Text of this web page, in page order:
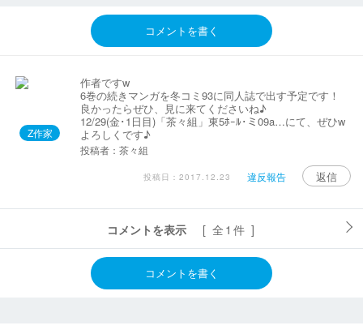
コメントを書く
Z作家
作者ですw
6巻の続きマンガを冬コミ93に同人誌で出す予定です！
良かったらぜひ、見に来てくださいね♪
12/29(金･1日目)「茶々組」東5ﾎｰﾙ･ミ09a…にて、ぜひw
よろしくです♪
投稿者：茶々組
投稿日：2017.12.23 違反報告 返信
コメントを表示 [ 全1件 ]
コメントを書く